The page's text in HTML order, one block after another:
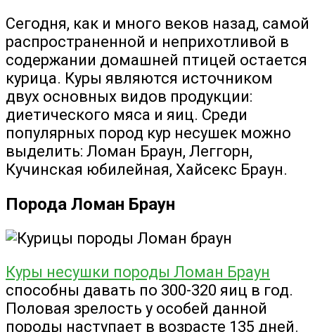
Сегодня, как и много веков назад, самой
распространенной и неприхотливой в
содержании домашней птицей остается
курица. Куры являются источником
двух основных видов продукции:
диетического мяса и яиц. Среди
популярных пород кур несушек можно
выделить: Ломан Браун, Леггорн,
Кучинская юбилейная, Хайсекс Браун.
Порода Ломан Браун
Куры несушки породы Ломан Браун
способны давать по 300-320 яиц в год.
Половая зрелость у особей данной
породы наступает в возрасте 135 дней.